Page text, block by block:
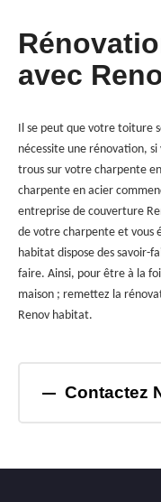
avec
Il se peut que votre toiture
nécessite une rénovation,
trous sur votre charpente
charpente en acier
entreprise de couverture
de votre charpente et vous
habitat dispose des savoir-
faire. Ainsi, pour être à la
maison ; remettez la
Renov habitat.
Contactez